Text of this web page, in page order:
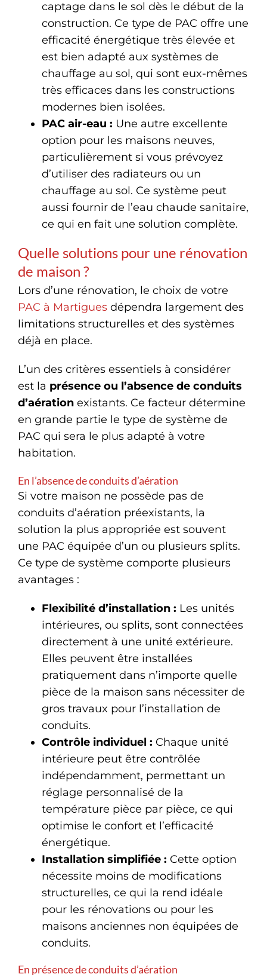
captage dans le sol dès le début de la
construction. Ce type de PAC offre une
efficacité énergétique très élevée et
est bien adapté aux systèmes de
chauffage au sol, qui sont eux-mêmes
très efficaces dans les constructions
modernes bien isolées.
PAC air-eau : Une autre excellente
option pour les maisons neuves,
particulièrement si vous prévoyez
d’utiliser des radiateurs ou un
chauffage au sol. Ce système peut
aussi fournir de l’eau chaude sanitaire,
ce qui en fait une solution complète.
Quelle solutions pour une rénovation
de maison ?
Lors d’une rénovation, le choix de votre
PAC à Martiguesdépendra largement des
limitations structurelles et des systèmes
déjà en place.
L’un des critères essentiels à considérer
est la présence ou l’absence de conduits
d’aérationexistants. Ce facteur détermine
en grande partie le type de système de
PAC qui sera le plus adapté à votre
habitation.
En l’absence de conduits d’aération
Si votre maison ne possède pas de
conduits d’aération préexistants, la
solution la plus appropriée est souvent
une PAC équipée d’un ou plusieurs splits.
Ce type de système comporte plusieurs
avantages :
Flexibilité d’installation : Les unités
intérieures, ou splits, sont connectées
directement à une unité extérieure.
Elles peuvent être installées
pratiquement dans n’importe quelle
pièce de la maison sans nécessiter de
gros travaux pour l’installation de
conduits.
Contrôle individuel : Chaque unité
intérieure peut être contrôlée
indépendamment, permettant un
réglage personnalisé de la
température pièce par pièce, ce qui
optimise le confort et l’efficacité
énergétique.
Installation simplifiée : Cette option
nécessite moins de modifications
structurelles, ce qui la rend idéale
pour les rénovations ou pour les
maisons anciennes non équipées de
conduits.
En présence de conduits d’aération